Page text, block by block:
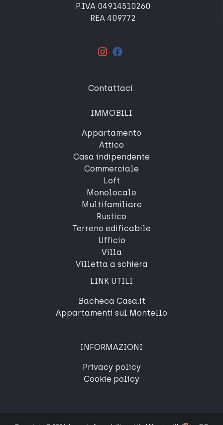
P.IVA 04914510260
REA 409772
Contattaci .
IMMOBILI
Appartamento
Attico
Casa indipendente
Commerciale
Loft
Monolocale
Multifamiliare
Rustico
Terreno edificabile
Ufficio
Villa
Villetta a schiera
LINK UTILI
Bacheca Casa.it
Appartamenti sul Montello
INFORMAZIONI
Privacy policy
Cookie policy